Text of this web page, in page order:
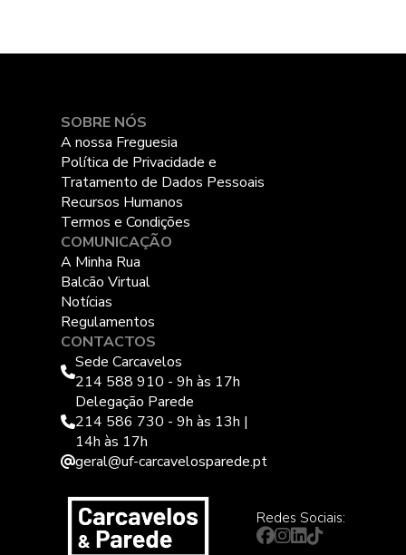
SOBRE NÓS
A nossa Freguesia
Política de Privacidade e
Tratamento de Dados Pessoais
Recursos Humanos
Termos e Condições
COMUNICAÇÃO
A Minha Rua
Balcão Virtual
Notícias
Regulamentos
CONTACTOS
Sede Carcavelos
214 588 910 - 9h às 17h
Delegação Parede
214 586 730 - 9h às 13h |
14h às 17h
geral@uf-carcavelosparede.pt
Redes Sociais: